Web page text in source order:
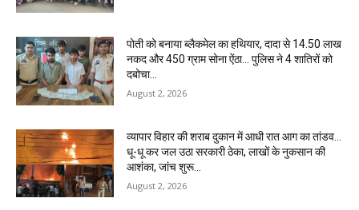
पोती को बनाया ब्लैकमेल का हथियार, दादा से 14.50 लाख
नकद और 450 ग्राम सोना ऐंठा… पुलिस ने 4 शातिरों को
दबोचा…
August 2, 2026
व्यापार विहार की शराब दुकान में आधी रात आग का तांडव…
धू-धू कर जल उठा सरकारी ठेका, लाखों के नुकसान की
आशंका, जांच शुरू…
August 2, 2026